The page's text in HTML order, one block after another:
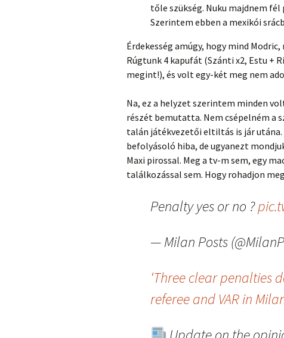
tőle szükség. Nuku majdnem
Szerintem ebben a mexikói
Érdekesség amúgy, hogy mind
Rúgtunk 4 kapufát (Szánti x2, Estu +
megint!), és volt egy-két meg nem
Na, ez a helyzet szerintem minden
részét bemutatta. Nem csépelném a
talán játékvezetői eltiltás is jár
befolyásoló hiba, de ugyanezt
Maxi pirossal. Meg a tv-m sem, egy
találkozással sem. Hogy rohadjon
Penalty yes or no ?
— Milan Posts
‘Three clear penalties
referee and VAR in